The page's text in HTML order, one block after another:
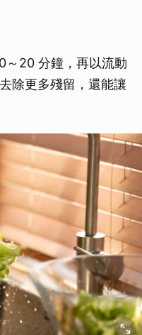
～20 分鐘，再以流動
除更多殘留，還能讓